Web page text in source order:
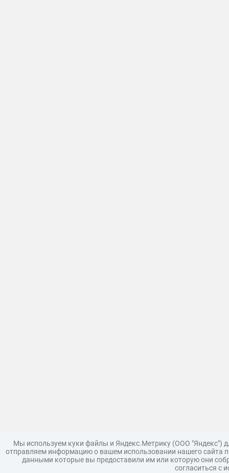
Мы используем куки файлы и Яндекс.Метрику (ООО "Яндекс")
отправляем информацию о вашем использовании нашего сайта
данными которые вы предоставили им или которую они
согласиться с